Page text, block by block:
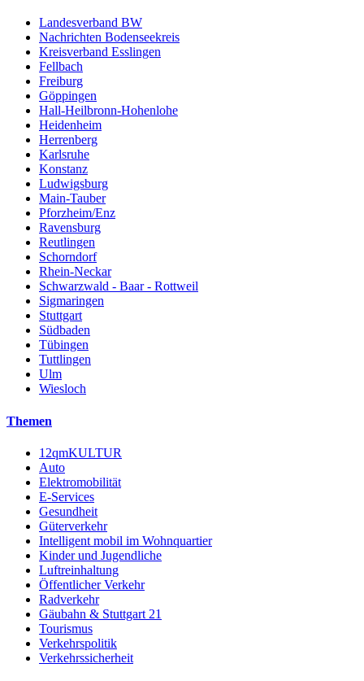
Landesverband BW
Nachrichten Bodenseekreis
Kreisverband Esslingen
Fellbach
Freiburg
Göppingen
Hall-Heilbronn-Hohenlohe
Heidenheim
Herrenberg
Karlsruhe
Konstanz
Ludwigsburg
Main-Tauber
Pforzheim/Enz
Ravensburg
Reutlingen
Schorndorf
Rhein-Neckar
Schwarzwald - Baar - Rottweil
Sigmaringen
Stuttgart
Südbaden
Tübingen
Tuttlingen
Ulm
Wiesloch
Themen
12qmKULTUR
Auto
Elektromobilität
E-Services
Gesundheit
Güterverkehr
Intelligent mobil im Wohnquartier
Kinder und Jugendliche
Luftreinhaltung
Öffentlicher Verkehr
Radverkehr
Gäubahn & Stuttgart 21
Tourismus
Verkehrspolitik
Verkehrssicherheit